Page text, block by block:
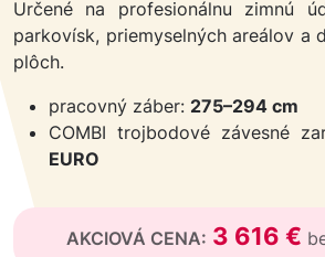
Určené na profesionálnu zimnú
parkovísk, priemyselných areálov a
plôch.
pracovný záber: 275–294 cm
COMBI trojbodové závesné
EURO
AKCIOVÁ CENA: 3 616 €